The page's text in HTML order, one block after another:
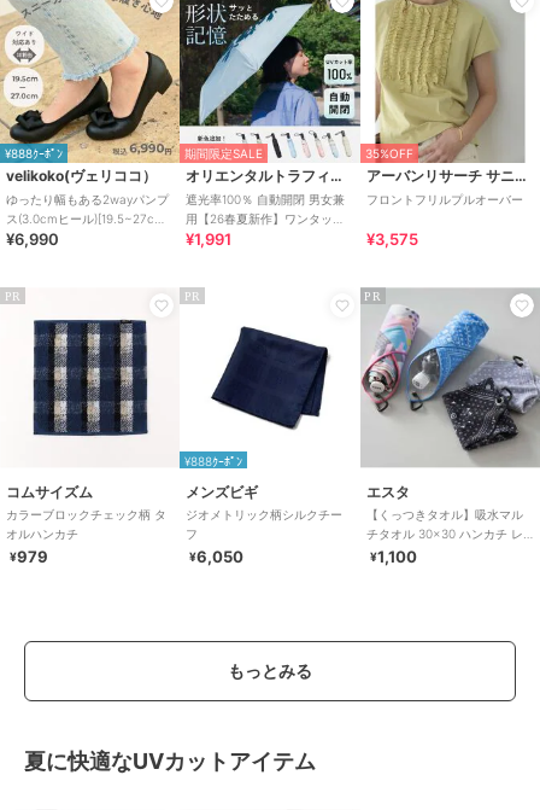
¥888ｸｰﾎﾟﾝ
velikoko(ヴェリココ）
ゆったり幅もある2wayパンプ
ス(3.0cmヒール)[19.5~27cm]
ラクチンきれいシューズ
¥6,990
期間限定SALE
オリエンタルトラフィック
遮光率100％ 自動開閉 男女兼
用【26春夏新作】ワンタッチ
晴雨兼用 折りたたみ傘 /G-
¥1,991
35%OFF
アーバンリサーチ サニーレーベル
フロントフリルプルオーバー
¥3,575
PR
コムサイズム
カラーブロックチェック柄 タ
オルハンカチ
¥979
PR
¥888ｸｰﾎﾟﾝ
メンズビギ
ジオメトリック柄シルクチー
フ
¥6,050
PR
エスタ
【くっつきタオル】吸水マル
チタオル 30×30 ハンカチ レ
イングッズ カラビナ付き
¥1,100
もっとみる
夏に快適なUVカットアイテム